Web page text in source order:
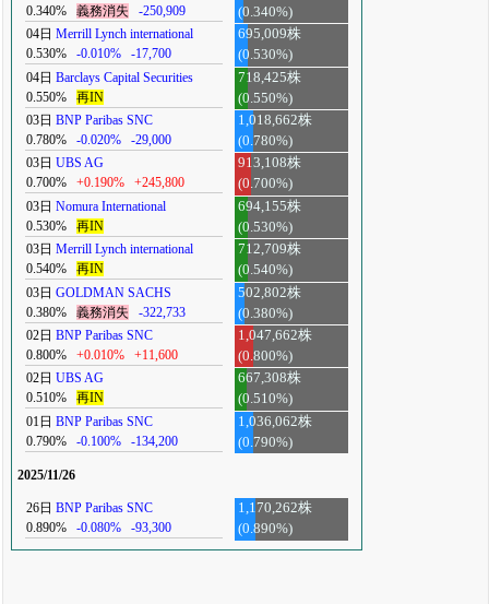
0.340%
義務消失 -250,909
(0.340%)
04日 Merrill Lynch international
0.530%
-0.010% -17,700
695,009株
(0.530%)
04日 Barclays Capital Securities
0.550%
再IN
718,425株
(0.550%)
03日 BNP Paribas SNC
0.780%
-0.020% -29,000
1,018,662株
(0.780%)
03日 UBS AG
0.700%
+0.190% +245,800
913,108株
(0.700%)
03日 Nomura International
0.530%
再IN
694,155株
(0.530%)
03日 Merrill Lynch international
0.540%
再IN
712,709株
(0.540%)
03日 GOLDMAN SACHS
0.380%
義務消失 -322,733
502,802株
(0.380%)
02日 BNP Paribas SNC
0.800%
+0.010% +11,600
1,047,662株
(0.800%)
02日 UBS AG
0.510%
再IN
667,308株
(0.510%)
01日 BNP Paribas SNC
0.790%
-0.100% -134,200
1,036,062株
(0.790%)
2025/11/26
26日 BNP Paribas SNC
0.890%
-0.080% -93,300
1,170,262株
(0.890%)